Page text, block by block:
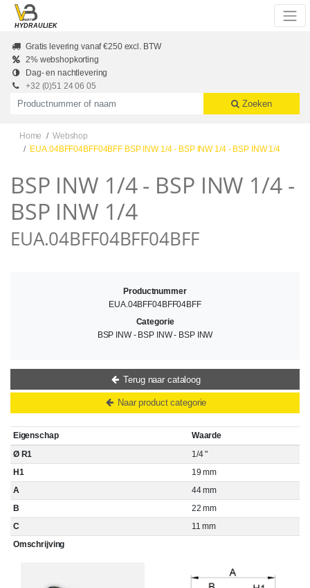
Skip to main content
HYDRAULIEK
Gratis levering vanaf €250 excl. BTW
2% webshopkorting
Dag- en nachtlevering
+32 (0)51 24 06 05
Productnummer of naam
Zoeken
Home
Webshop
EUA.04BFF04BFF04BFF BSP INW 1/4 - BSP INW 1/4 - BSP INW 1/4
BSP INW 1/4 - BSP INW 1/4 -
BSP INW 1/4
EUA.04BFF04BFF04BFF
Eigenschap
Waarde
Ø R1
1/4 "
H1
19 mm
A
44 mm
B
22 mm
C
11 mm
Omschrijving
Productnummer
EUA.04BFF04BFF04BFF
Categorie
BSP INW - BSP INW - BSP INW
Terug naar cataloog
Naar product categorie